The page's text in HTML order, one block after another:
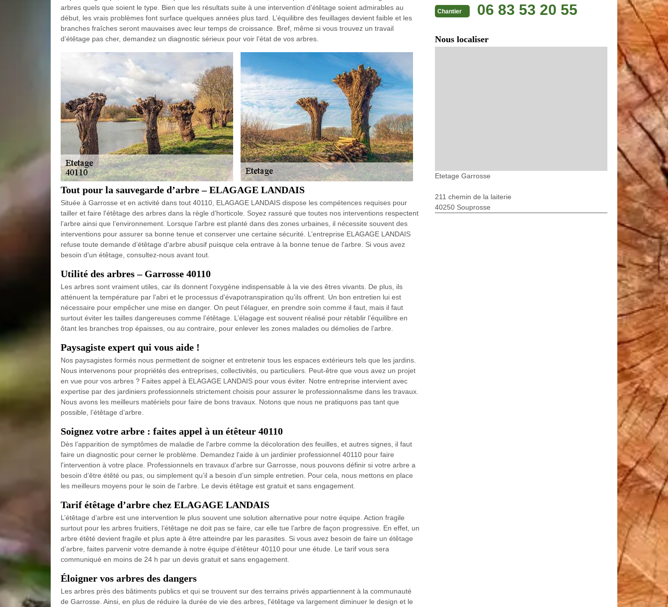
arbres quels que soient le type. Bien que les résultats suite à une intervention d'étêtage soient admirables au
début, les vrais problèmes font surface quelques années plus tard. L’équilibre des feuillages devient faible et les
branches fraîches seront mauvaises avec leur temps de croissance. Bref, même si vous trouvez un travail
d’étêtage pas cher, demandez un diagnostic sérieux pour voir l’état de vos arbres.
Tout pour la sauvegarde d’arbre – ELAGAGE LANDAIS
Située à Garrosse et en activité dans tout 40110, ELAGAGE LANDAIS dispose les compétences requises pour
tailler et faire l'étêtage des arbres dans la règle d’horticole. Soyez rassuré que toutes nos interventions respectent
l’arbre ainsi que l’environnement. Lorsque l’arbre est planté dans des zones urbaines, il nécessite souvent des
interventions pour assurer sa bonne tenue et conserver une certaine sécurité. L’entreprise ELAGAGE LANDAIS
refuse toute demande d’étêtage d'arbre abusif puisque cela entrave à la bonne tenue de l'arbre. Si vous avez
besoin d'un étêtage, consultez-nous avant tout.
Utilité des arbres – Garrosse 40110
Les arbres sont vraiment utiles, car ils donnent l'oxygène indispensable à la vie des êtres vivants. De plus, ils
atténuent la température par l’abri et le processus d'évapotranspiration qu’ils offrent. Un bon entretien lui est
nécessaire pour empêcher une mise en danger. On peut l’élaguer, en prendre soin comme il faut, mais il faut
surtout éviter les tailles dangereuses comme l’étêtage. L’élagage est souvent réalisé pour rétablir l’équilibre en
ôtant les branches trop épaisses, ou au contraire, pour enlever les zones malades ou démolies de l’arbre.
Paysagiste expert qui vous aide !
Nos paysagistes formés nous permettent de soigner et entretenir tous les espaces extérieurs tels que les jardins.
Nous intervenons pour propriétés des entreprises, collectivités, ou particuliers. Peut-être que vous avez un projet
en vue pour vos arbres ? Faites appel à ELAGAGE LANDAIS pour vous éviter. Notre entreprise intervient avec
expertise par des jardiniers professionnels strictement choisis pour assurer le professionnalisme dans les travaux.
Nous avons les meilleurs matériels pour faire de bons travaux. Notons que nous ne pratiquons pas tant que
possible, l’étêtage d’arbre.
Soignez votre arbre : faites appel à un étêteur 40110
Dès l’apparition de symptômes de maladie de l'arbre comme la décoloration des feuilles, et autres signes, il faut
faire un diagnostic pour cerner le problème. Demandez l'aide à un jardinier professionnel 40110 pour faire
l'intervention à votre place. Professionnels en travaux d'arbre sur Garrosse, nous pouvons définir si votre arbre a
besoin d’être étêté ou pas, ou simplement qu’il a besoin d’un simple entretien. Pour cela, nous mettons en place
les meilleurs moyens pour le soin de l'arbre. Le devis étêtage est gratuit et sans engagement.
Tarif étêtage d’arbre chez ELAGAGE LANDAIS
L’étêtage d’arbre est une intervention le plus souvent une solution alternative pour notre équipe. Action fragile
surtout pour les arbres fruitiers, l’étêtage ne doit pas se faire, car elle tue l’arbre de façon progressive. En effet, un
arbre étêté devient fragile et plus apte à être atteindre par les parasites. Si vous avez besoin de faire un étêtage
d’arbre, faites parvenir votre demande à notre équipe d’étêteur 40110 pour une étude. Le tarif vous sera
communiqué en moins de 24 h par un devis gratuit et sans engagement.
Éloigner vos arbres des dangers
Les arbres près des bâtiments publics et qui se trouvent sur des terrains privés appartiennent à la communauté
de Garrosse. Ainsi, en plus de réduire la durée de vie des arbres, l'étêtage va largement diminuer le design et le
Chantier 06 83 53 20 55
Nous localiser
Etetage Garrosse
211 chemin de la laiterie
40250 Souprosse